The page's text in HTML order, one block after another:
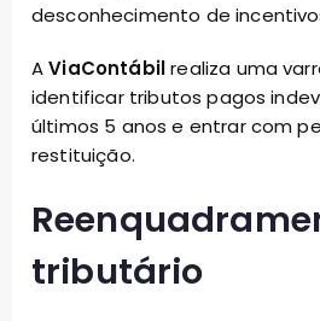
desconhecimento de
AViaContábilrealiza uma
identificar tributos pagos
últimos 5 anos e entrar com
restituição.
tributário